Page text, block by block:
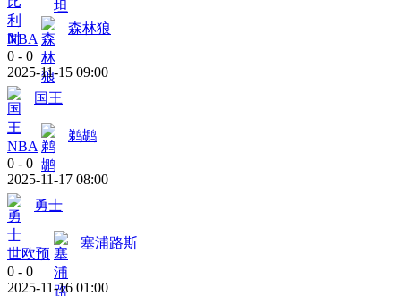
NBA
森林狼
0 - 0
2025-11-15 09:00
国王
NBA
鹈鹕
0 - 0
2025-11-17 08:00
勇士
世欧预
塞浦路斯
0 - 0
2025-11-16 01:00